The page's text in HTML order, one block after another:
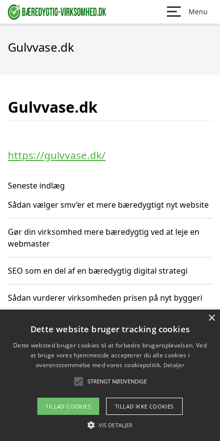
Menu
Gulvvase.dk
Gulvvase.dk
https://gulvvase.dk/
Seneste indlæg
Sådan vælger smv’er et mere bæredygtigt nyt website
Gør din virksomhed mere bæredygtig ved at leje en
webmaster
SEO som en del af en bæredygtig digital strategi
Sådan vurderer virksomheden prisen på nyt byggeri
Sådan får du hjælp til en hjemmeside uden binding
Copyright 2026 - Pilanto Aps
Om / kontakt
Blog Betingelser
×
Dette website bruger tracking cookies
Dette websted bruger cookies til at forbedre brugeroplevelsen. Ved
at bruge vores hjemmeside accepterer du alle cookies i
overensstemmelse med vores cookiepolitik. Detaljer
STRENGT NØDVENDIGE
TILLAD COOKIES TILLAD IKKE COOKIES
VIS DETALJER